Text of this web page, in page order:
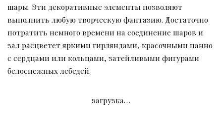
шары. Эти декоративные элементы позволяют
выполнить любую творческую фантазию. Достаточно
потратить немного времени на соединение шаров и
зал расцветет яркими гирляндами, красочными панно
с сердцами или кольцами, затейливыми фигурами
белоснежных лебедей.
загрузка…